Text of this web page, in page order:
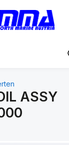
von 0 von 5
ASSY